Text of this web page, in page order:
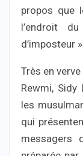
propos que
l’endroit
d’imposteur ».
Très en
Rewmi, Sidy
les
qui
messagers